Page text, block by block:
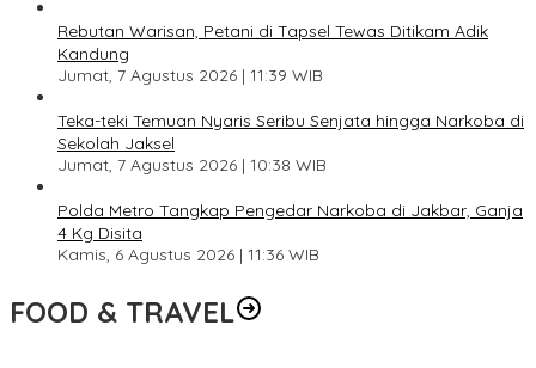
Rebutan Warisan, Petani di Tapsel Tewas Ditikam Adik
Kandung
Jumat, 7 Agustus 2026 | 11:39 WIB
Teka-teki Temuan Nyaris Seribu Senjata hingga Narkoba di
Sekolah Jaksel
Jumat, 7 Agustus 2026 | 10:38 WIB
Polda Metro Tangkap Pengedar Narkoba di Jakbar, Ganja
4 Kg Disita
Kamis, 6 Agustus 2026 | 11:36 WIB
FOOD & TRAVEL